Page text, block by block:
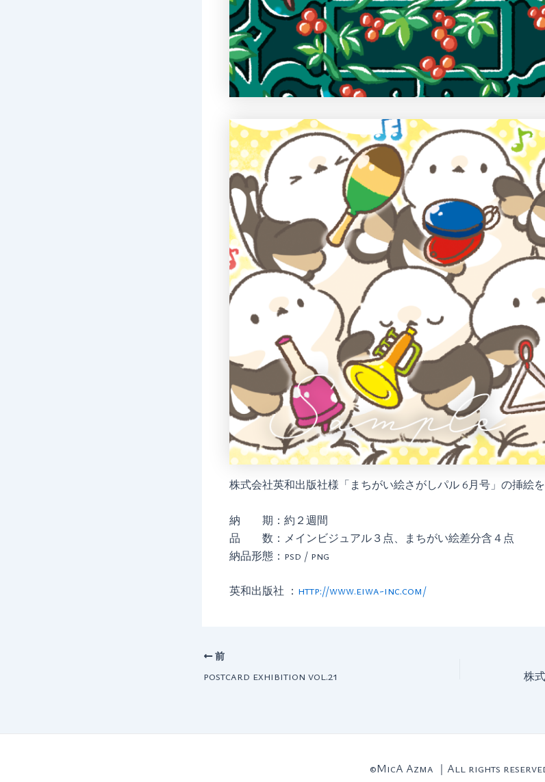
株式会社英和出版社様「まちがい絵さがしパル 6月号」の挿絵
納 期：約２週間
品 数：メインビジュアル３点、まちがい絵差分含４点
納品形態：psd / png
英和出版社 ： http://www.eiwa-inc.com/
Post
navigation
前
postcard exhibition vol.21
©MicA Azma ｜All rights